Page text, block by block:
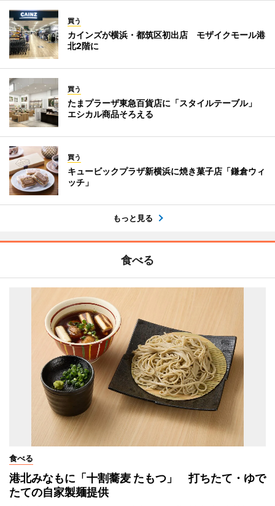
買う
カインズが横浜・都筑区初出店 モザイクモール港
北2階に
買う
たまプラーザ東急百貨店に「スタイルテーブル」
エシカル商品そろえる
買う
キュービックプラザ新横浜に焼き菓子店「鎌倉ウィ
ッチ」
もっと見る
食べる
食べる
港北みなもに「十割蕎麦 たもつ」 打ちたて・ゆで
たての自家製麺提供